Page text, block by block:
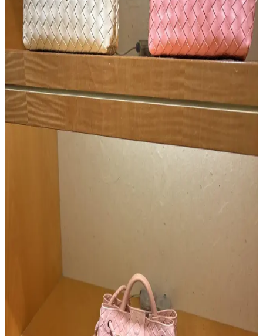
Vestiaire Collective Üzerinden Çanta Alırken
Sahtecilik ve Hesap Yasaklamalarına Dikkat
Vestiaire Collective, lüks ikinci el çanta pazarında sahte ürün
sorunları ve kullanıcıların orijinallik sorgulamalarında hesaplarının
yasaklanmasıyla karşı karşıyadır. Platformun satıcı kontrolü ve
Gucci Jackie Çantanın Yeni Büyük Boy Versiyonu:
Deri Kalitesi ve Tasarım Özellikleri
Gucci Jackie çantanın yeni büyük boy versiyonu, taneli dış deri ve
yumuşak keçi iç derisiyle lüks ve konfor sunuyor. Esnek tasarımıyla
uniseks kullanım imkanı sağlıyor ve dayanıklılığıyla öne çıkıyor.
Çanta Kalitesi ve Fiyatlandırma: Marka Değeri ile
Gerçek Kalite İlişkisi Üzerine Analiz
çoğunlukla marka değerinden kaynaklanır. Makalede, farklı
ve Marka Değerinin İncelenmesi
Ferragamo, aile şirketi olarak yüksek kalite ve özgün tasarımlarla
lüks çanta pazarında öne çıkıyor. Dayanıklı malzemeler ve
fonksiyonel detaylar, kullanıcı deneyimini artırıyor.